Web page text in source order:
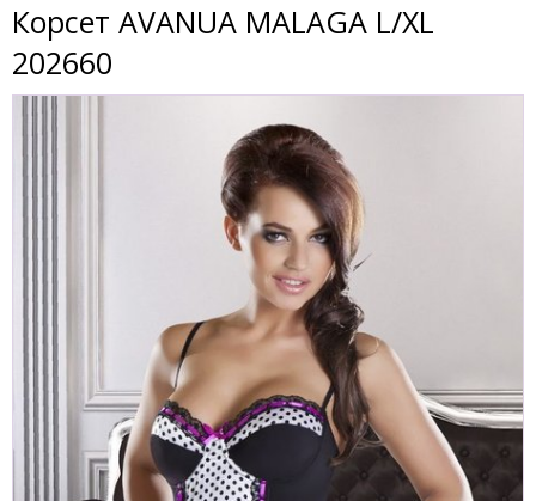
Корсет AVANUA MALAGA L/XL
202660